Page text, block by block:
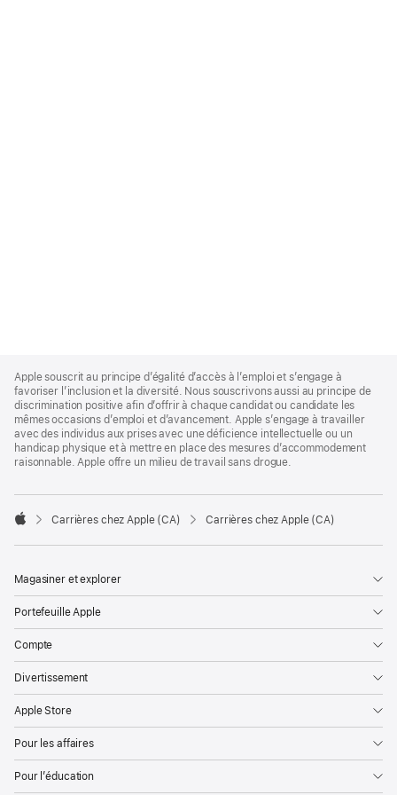
Footer
Apple souscrit au principe d’égalité d’accès à l’emploi et s’engage à
favoriser l’inclusion et la diversité. Nous souscrivons aussi au principe de
discrimination positive afin d’offrir à chaque candidat ou candidate les
mêmes occasions d’emploi et d’avancement. Apple s’engage à travailler
avec des individus aux prises avec une déficience intellectuelle ou un
handicap physique et à mettre en place des mesures d’accommodement
raisonnable. Apple offre un milieu de travail sans drogue.

Carrières chez Apple (CA) Carrières chez Apple (CA)
Magasiner et explorer
Portefeuille Apple
Compte
Divertissement
Apple Store
Pour les affaires
Pour l’éducation